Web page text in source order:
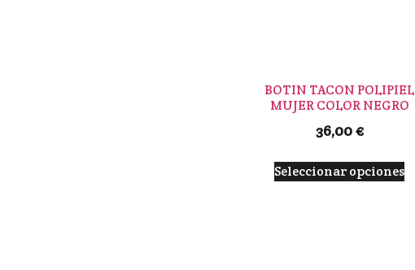
BOTIN TACON POLIPIEL
MUJER COLOR NEGRO
36,00€
Seleccionar opciones